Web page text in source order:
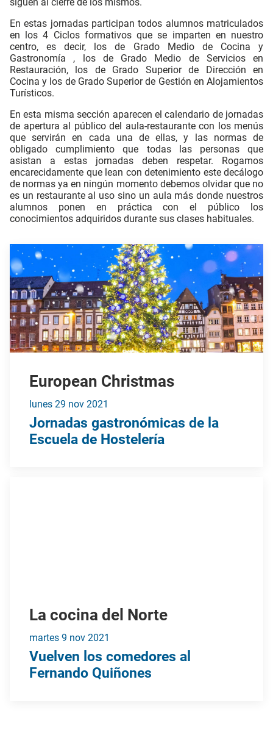
En estas jornadas participan todos alumnos matriculados
en los 4 Ciclos formativos que se imparten en nuestro
centro, es decir, los de Grado Medio de Cocina y
Gastronomía , los de Grado Medio de Servicios en
Restauración, los de Grado Superior de Dirección en
Cocina y los de Grado Superior de Gestión en Alojamientos
Turísticos.
En esta misma sección aparecen el calendario de jornadas
de apertura al público del aula-restaurante con los menús
que servirán en cada una de ellas, y las normas de
obligado cumplimiento que todas las personas que
asistan a estas jornadas deben respetar. Rogamos
encarecidamente que lean con detenimiento este decálogo
de normas ya en ningún momento debemos olvidar que no
es un restaurante al uso sino un aula más donde nuestros
alumnos ponen en práctica con el público los
conocimientos adquiridos durante sus clases habituales.
European Christmas
lunes 29 nov 2021
Jornadas gastronómicas de la
Escuela de Hostelería
La cocina del Norte
martes 9 nov 2021
Vuelven los comedores al
Fernando Quiñones